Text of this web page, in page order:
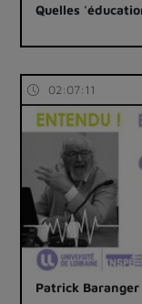
Quelles
02:07:11
Patrick